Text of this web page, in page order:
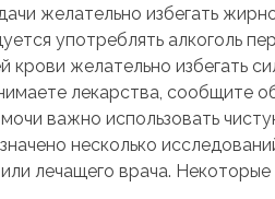
желательно избегать
употреблять алкоголь
крови желательно избегать
лекарства, сообщите
важно использовать
несколько
лечащего врача.